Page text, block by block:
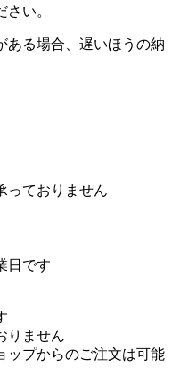
い。
ある場合、遅いほうの納
っておりません
日です
りません
ップからのご注文は可能